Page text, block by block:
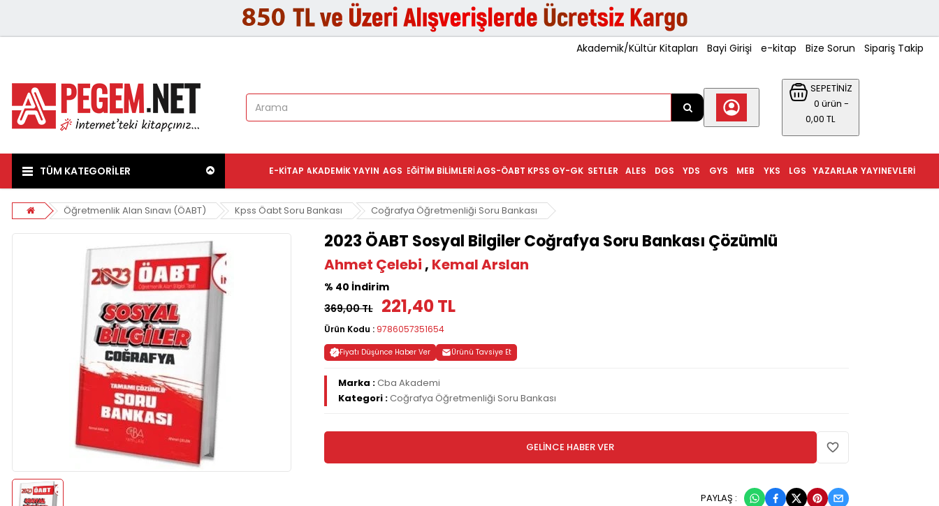
Akademik/Kültür Kitapları Bayi Girişi e-kitap Bize Sorun Sipariş Takip
SEPETİNİZ
0 ürün -
0,00 TL
TÜM KATEGORİLER YAYINEVLERI
YAZARLAR
LGS
YKS
MEB
GYS
YDS
DGS
ALES
SETLER
KPSS GY-GK
AGS-ÖABT
EĞITIM BILIMLERI
AGS
AKADEMIK YAYIN
E-KITAP
Öğretmenlik Alan Sınavı (ÖABT) Kpss Öabt Soru Bankası Coğrafya Öğretmenliği Soru Bankası
2023 ÖABT Sosyal Bilgiler Coğrafya Soru Bankası Çözümlü
Ahmet Çelebi , Kemal Arslan
% 40 İndirim
369,00 TL
221,40 TL
Ürün Kodu : 9786057351654
Fiyatı Düşünce Haber Ver Ürünü Tavsiye Et
Marka :Cba Akademi
Kategori :Coğrafya Öğretmenliği Soru Bankası
GELİNCE HABER VER
PAYLAŞ :